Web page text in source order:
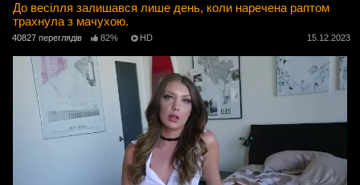
До весілля залишався лише день, коли наречена раптом
трахнула з мачухою.
40827 переглядів 82% HD 15.12.2023